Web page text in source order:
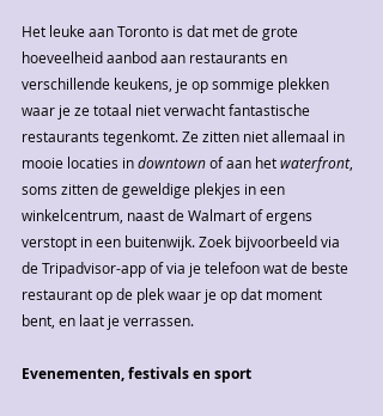
Het leuke aan Toronto is dat met de grote
hoeveelheid aanbod aan restaurants en
verschillende keukens, je op sommige plekken
waar je ze totaal niet verwacht fantastische
restaurants tegenkomt. Ze zitten niet allemaal in
mooie locaties in downtown of aan het waterfront,
soms zitten de geweldige plekjes in een
winkelcentrum, naast de Walmart of ergens
verstopt in een buitenwijk. Zoek bijvoorbeeld via
de Tripadvisor-app of via je telefoon wat de beste
restaurant op de plek waar je op dat moment
bent, en laat je verrassen.
Evenementen, festivals en sport